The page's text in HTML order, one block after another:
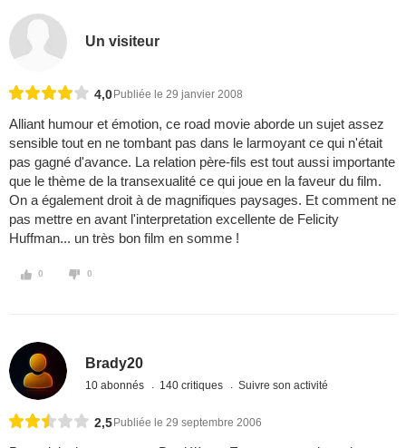
Un visiteur
4,0 Publiée le 29 janvier 2008
Alliant humour et émotion, ce road movie aborde un sujet assez
sensible tout en ne tombant pas dans le larmoyant ce qui n'était
pas gagné d'avance. La relation père-fils est tout aussi importante
que le thème de la transexualité ce qui joue en la faveur du film.
On a également droit à de magnifiques paysages. Et comment ne
pas mettre en avant l'interpretation excellente de Felicity
Huffman... un très bon film en somme !
0 0
Brady20
10 abonnés 140 critiques Suivre son activité
2,5 Publiée le 29 septembre 2006